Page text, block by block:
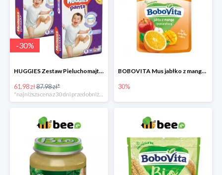
-30%
HUGGIES Zestaw Pieluchomajtki Jumbo 6 Uni ND High PANTS (15-25 kg) 2 x 30 szt. -30%
61.98 zł87.98 zł*
*najniższa cena z 30 dni przed obniżką
BOBOVITA Mus jabłko z mango i pomarańczą
30%